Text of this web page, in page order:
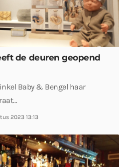
de deuren geopend
Baby & Bengel haar
2023 13:13